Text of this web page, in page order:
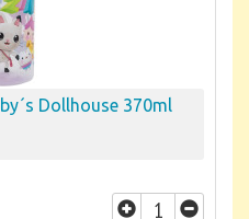
Dollhouse 370ml